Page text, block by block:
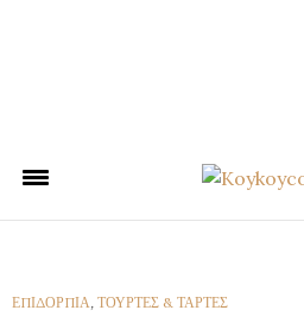
ΕΠΙΔΟΡΠΙΑ, ΤΟΥΡΤΕΣ & ΤΑΡΤΕΣ